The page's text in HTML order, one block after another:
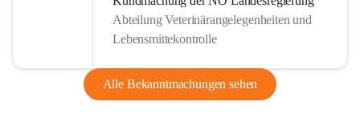
Abteilung Veterinärangelegenheiten und
Lebensmittekontrolle
Alle Bekanntmachungen sehen